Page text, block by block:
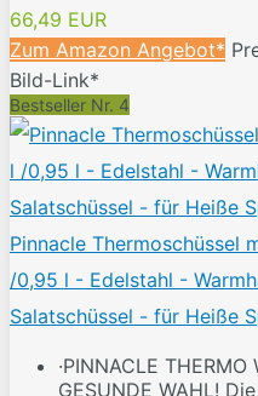
66,49 EUR
Zum Amazon Angebot*
Bild-Link*
Bestseller Nr. 4
Pinnacle Thermoschüssel
/0,95 l - Edelstahl -
Salatschüssel - für Heiße
·PINNACLE
GESUNDE WAHL!